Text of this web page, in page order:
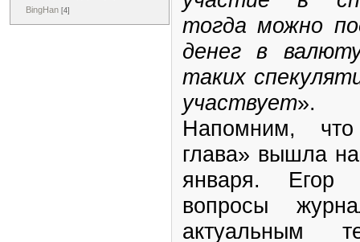
BingHan [4]
тогда можно
денег в
таких
участвует».
Напомним,
глава» вышла
января. Егор
вопросы
актуальным